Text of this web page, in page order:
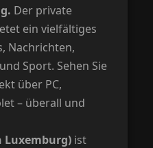
Der private
ein vielfältiges
Nachrichten,
Sport. Sehen Sie
über PC,
– überall und
Luxemburg) ist